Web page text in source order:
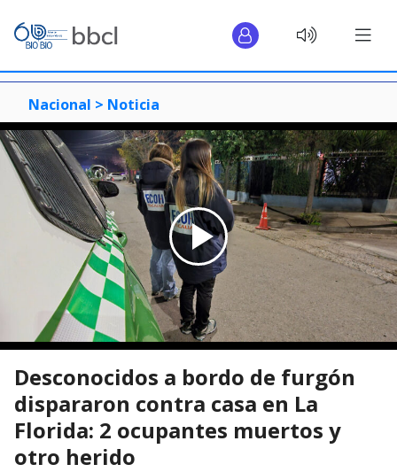
Nacional > Noticia
Desconocidos a bordo de furgón
dispararon contra casa en La
Florida: 2 ocupantes muertos y
otro herido